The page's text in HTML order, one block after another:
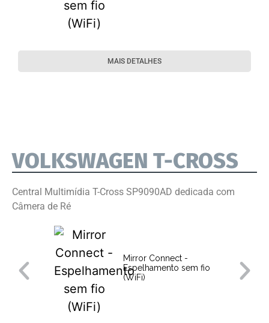
MAIS DETALHES
VOLKSWAGEN T-CROSS
Central Multimídia T-Cross SP9090AD dedicada com
Câmera de Ré
Mirror Connect -
Espelhamento sem fio
(WiFi)